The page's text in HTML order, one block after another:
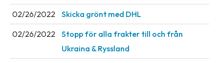
Terms
Terms
conditions
02/26/2022 Skicka grönt med DHL
02/26/2022
Stopp för alla frakter till och från
Ukraina & Ryssland